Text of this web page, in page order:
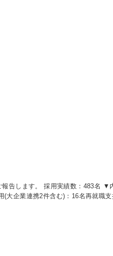
報告します。 採用実績数：483名 ▼
(大企業連携2件含む)：16名再就職支